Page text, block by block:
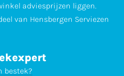
adviesprijzen liggen.
van Hensbergen Serviezen
bestek?